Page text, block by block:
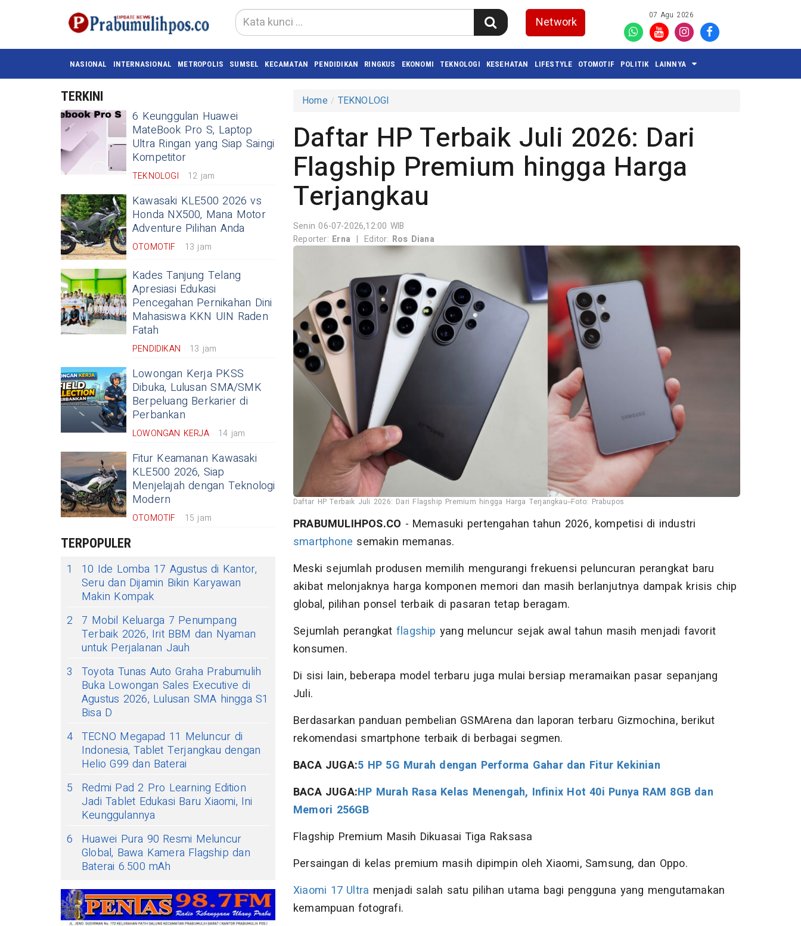
Network 07 Agu 2026
NASIONAL INTERNASIONAL METROPOLIS SUMSEL KECAMATAN PENDIDIKAN RINGKUS EKONOMI TEKNOLOGI KESEHATAN LIFESTYLE OTOMOTIF POLITIK LAINNYA
TERKINI
6 Keunggulan Huawei
MateBook Pro S, Laptop
Ultra Ringan yang Siap Saingi
Kompetitor
TEKNOLOGI 12 jam
Kawasaki KLE500 2026 vs
Honda NX500, Mana Motor
Adventure Pilihan Anda
OTOMOTIF 13 jam
Kades Tanjung Telang
Apresiasi Edukasi
Pencegahan Pernikahan Dini
Mahasiswa KKN UIN Raden
Fatah
PENDIDIKAN 13 jam
Lowongan Kerja PKSS
Dibuka, Lulusan SMA/SMK
Berpeluang Berkarier di
Perbankan
LOWONGAN KERJA 14 jam
Fitur Keamanan Kawasaki
KLE500 2026, Siap
Menjelajah dengan Teknologi
Modern
OTOMOTIF 15 jam
TERPOPULER
1
10 Ide Lomba 17 Agustus di Kantor,
Seru dan Dijamin Bikin Karyawan
Makin Kompak
2
7 Mobil Keluarga 7 Penumpang
Terbaik 2026, Irit BBM dan Nyaman
untuk Perjalanan Jauh
3
Toyota Tunas Auto Graha Prabumulih
Buka Lowongan Sales Executive di
Agustus 2026, Lulusan SMA hingga S1
Bisa D
4 TECNO Megapad 11 Meluncur di
Indonesia, Tablet Terjangkau dengan
Helio G99 dan Baterai
5
Redmi Pad 2 Pro Learning Edition
Jadi Tablet Edukasi Baru Xiaomi, Ini
Keunggulannya
6
Huawei Pura 90 Resmi Meluncur
Global, Bawa Kamera Flagship dan
Baterai 6.500 mAh
Home TEKNOLOGI
Daftar HP Terbaik Juli 2026: Dari
Flagship Premium hingga Harga
Terjangkau
Senin 06-07-2026,12:00 WIB
Reporter: Erna | Editor: Ros Diana
Daftar HP Terbaik Juli 2026: Dari Flagship Premium hingga Harga Terjangkau--Foto: Prabupos
PRABUMULIHPOS.CO - Memasuki pertengahan tahun 2026, kompetisi di industri
smartphone semakin memanas.
Meski sejumlah produsen memilih mengurangi frekuensi peluncuran perangkat baru
akibat melonjaknya harga komponen memori dan masih berlanjutnya dampak krisis chip
global, pilihan ponsel terbaik di pasaran tetap beragam.
Sejumlah perangkat flagship yang meluncur sejak awal tahun masih menjadi favorit
konsumen.
Di sisi lain, beberapa model terbaru juga mulai bersiap meramaikan pasar sepanjang
Juli.
Berdasarkan panduan pembelian GSMArena dan laporan terbaru Gizmochina, berikut
rekomendasi smartphone terbaik di berbagai segmen.
BACA JUGA:5 HP 5G Murah dengan Performa Gahar dan Fitur Kekinian
BACA JUGA:HP Murah Rasa Kelas Menengah, Infinix Hot 40i Punya RAM 8GB dan
Memori 256GB
Flagship Premium Masih Dikuasai Tiga Raksasa
Persaingan di kelas premium masih dipimpin oleh Xiaomi, Samsung, dan Oppo.
Xiaomi 17 Ultra menjadi salah satu pilihan utama bagi pengguna yang mengutamakan
kemampuan fotografi.